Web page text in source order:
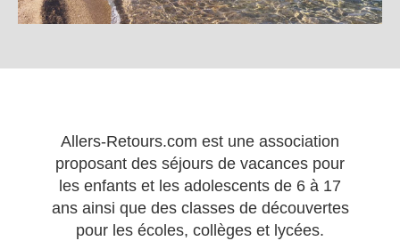
Allers-Retours.com est une association
proposant des séjours de vacances pour
les enfants et les adolescents de 6 à 17
ans ainsi que des classes de découvertes
pour les écoles, collèges et lycées.